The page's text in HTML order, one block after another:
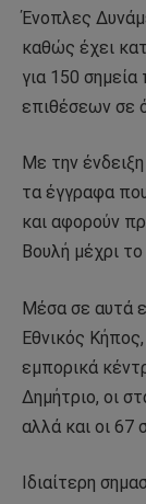
Ένοπλες
καθώς έχει
για 150
επιθέσεων σε
Με την
τα έγγραφα
και αφορούν
Βουλή μέχρι
Μέσα σε αυτά
Εθνικός
εμπορικά
Δημήτριο, οι
αλλά και οι 67
Ιδιαίτερη